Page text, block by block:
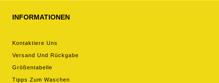
INFORMATIONEN
Kontaktiere Uns
Versand Und Rückgabe
Größentabelle
Tipps Zum Waschen